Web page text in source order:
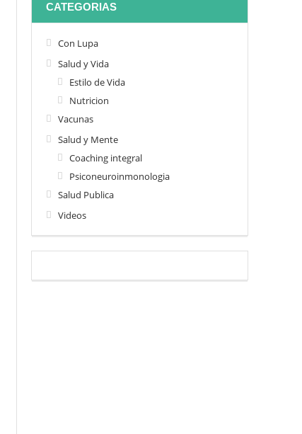
CATEGORIAS
Con Lupa
Salud y Vida
Estilo de Vida
Nutricion
Vacunas
Salud y Mente
Coaching integral
Psiconeuroinmonologia
Salud Publica
Videos